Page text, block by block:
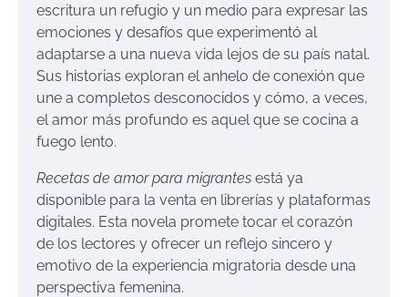
escritura un refugio y un medio para expresar las
emociones y desafíos que experimentó al
adaptarse a una nueva vida lejos de su país natal.
Sus historias exploran el anhelo de conexión que
une a completos desconocidos y cómo, a veces,
el amor más profundo es aquel que se cocina a
fuego lento.
Recetas de amor para migrantes está ya
disponible para la venta en librerías y plataformas
digitales. Esta novela promete tocar el corazón
de los lectores y ofrecer un reflejo sincero y
emotivo de la experiencia migratoria desde una
perspectiva femenina.